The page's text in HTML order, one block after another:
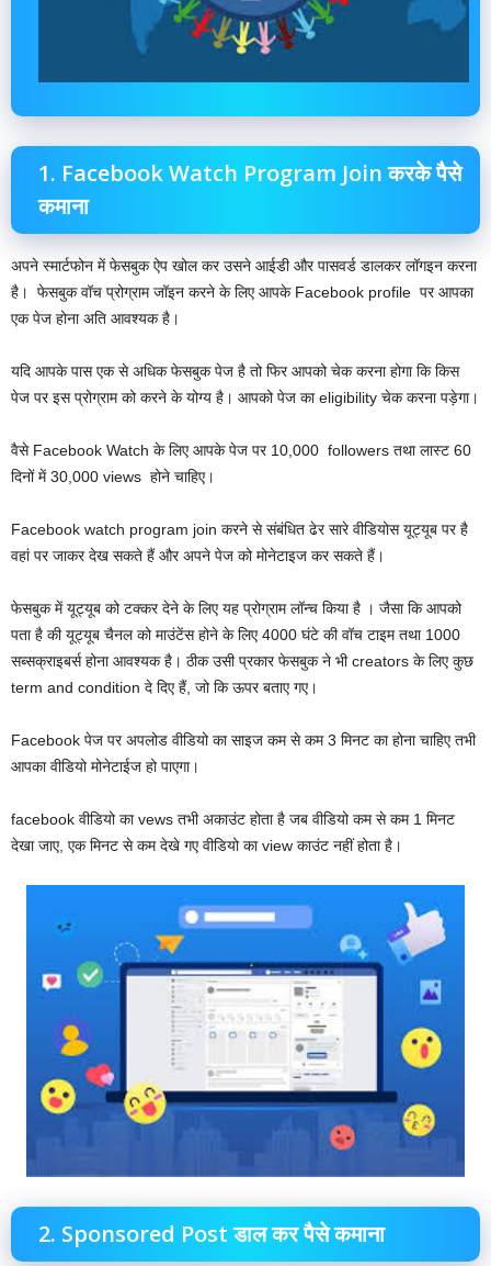
1. Facebook Watch Program Join करके पैसे
कमाना
अपने स्मार्टफोन में फेसबुक ऐप खोल कर उसने आईडी और पासवर्ड डालकर लॉगइन करना
है। फेसबुक वॉच प्रोग्राम जॉइन करने के लिए आपके Facebook profile पर आपका
एक पेज होना अति आवश्यक है।
यदि आपके पास एक से अधिक फेसबुक पेज है तो फिर आपको चेक करना होगा कि किस
पेज पर इस प्रोग्राम को करने के योग्य है। आपको पेज का eligibility चेक करना पड़ेगा।
वैसे Facebook Watch के लिए आपके पेज पर 10,000 followers तथा लास्ट 60
दिनों में 30,000 views होने चाहिए।
Facebook watch program join करने से संबंधित ढेर सारे वीडियोस यूट्यूब पर है
वहां पर जाकर देख सकते हैं और अपने पेज को मोनेटाइज कर सकते हैं।
फेसबुक में यूट्यूब को टक्कर देने के लिए यह प्रोग्राम लॉन्च किया है । जैसा कि आपको
पता है की यूट्यूब चैनल को माउंटेंस होने के लिए 4000 घंटे की वॉच टाइम तथा 1000
सब्सक्राइबर्स होना आवश्यक है। ठीक उसी प्रकार फेसबुक ने भी creators के लिए कुछ
term and condition दे दिए हैं, जो कि ऊपर बताए गए।
Facebook पेज पर अपलोड वीडियो का साइज कम से कम 3 मिनट का होना चाहिए तभी
आपका वीडियो मोनेटाईज हो पाएगा।
facebook वीडियो का vews तभी अकाउंट होता है जब वीडियो कम से कम 1 मिनट
देखा जाए, एक मिनट से कम देखे गए वीडियो का view काउंट नहीं होता है।
2. Sponsored Post डाल कर पैसे कमाना